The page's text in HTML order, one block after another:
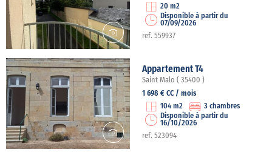
20 m2
Disponible à partir du
07/09/2026
ref. 559937
Appartement T4
Saint Malo ( 35400 )
1 698 € CC / mois
104 m2
3 chambres
Disponible à partir du
16/10/2026
ref. 523094